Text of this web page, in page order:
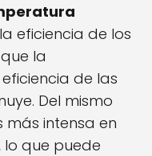
eficiencia de los
la
de las
Del mismo
intensa en
lo que puede